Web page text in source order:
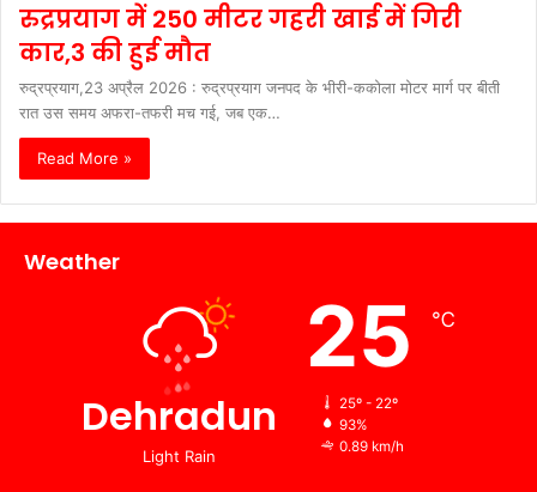
रुद्रप्रयाग में 250 मीटर गहरी खाई में गिरी
कार,3 की हुई मौत
रुद्रप्रयाग,23 अप्रैल 2026 : रुद्रप्रयाग जनपद के भीरी-ककोला मोटर मार्ग पर बीती
रात उस समय अफरा-तफरी मच गई, जब एक…
Read More »
Weather
Dehradun
Light Rain
25 ℃
25º - 22º
93%
0.89 km/h